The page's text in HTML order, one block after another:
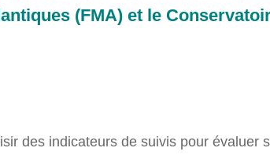
(FMA) et le
des indicateurs de suivis pour évaluer